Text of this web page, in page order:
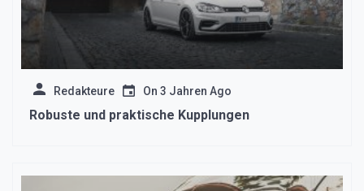
Redakteure On 3 Jahren Ago
Robuste und praktische Kupplungen